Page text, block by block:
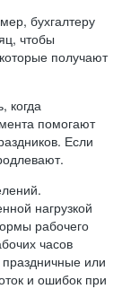
бухгалтеру
чтобы
получают
когда
помогают
Если
нагрузкой
рабочего
часов
праздничные или
и ошибок при